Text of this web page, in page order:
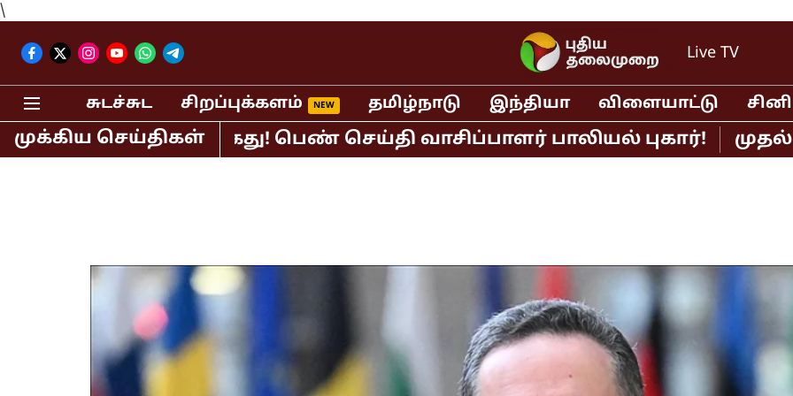
\
Live TV
சுடச்சுட சிறப்புக்களம் தமிழ்நாடு இந்தியா விளையாட்டு
முக்கிய செய்திகள்கைது! பெண் செய்தி வாசிப்பாளர் பாலியல் புகார்! முதல்வர்